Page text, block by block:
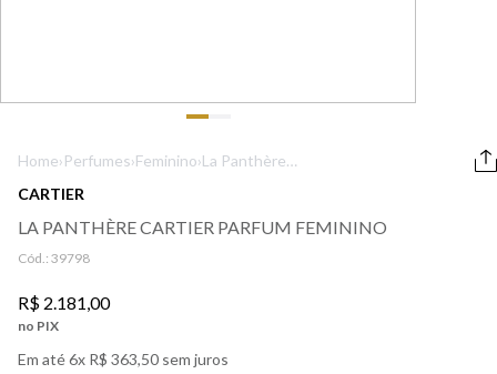
Home›Perfumes›Feminino›La Panthère
CARTIER
LA PANTHÈRE CARTIER PARFUM FEMININO
Cód.: 39798
R$ 2.181,00
no PIX
Em até6x R$ 363,50 sem juros